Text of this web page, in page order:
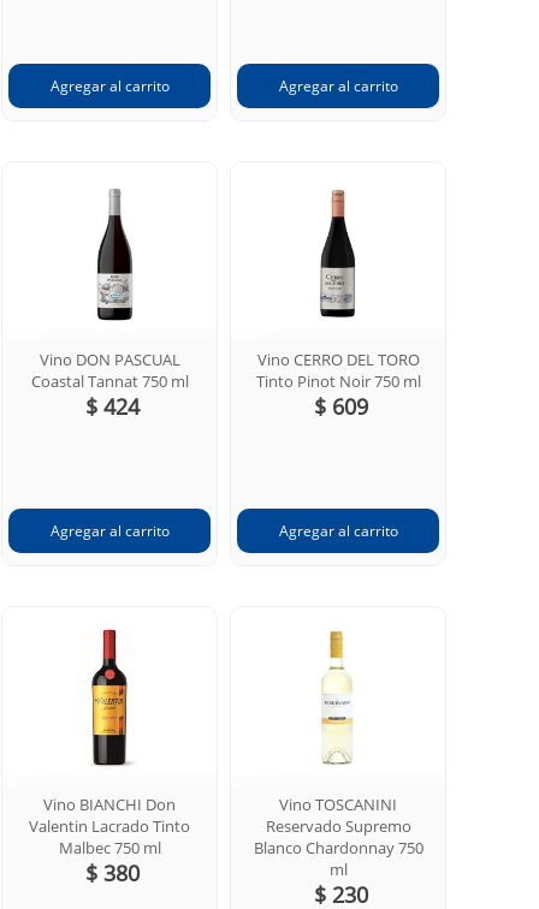
Vino DON PASCUAL
Coastal Tannat 750 ml
$ 424
Vino CERRO DEL TORO
Tinto Pinot Noir 750 ml
$ 609
Vino BIANCHI Don
Valentin Lacrado Tinto
Malbec 750 ml
$ 380
Vino TOSCANINI
Reservado Supremo
Blanco Chardonnay 750
ml
$ 230